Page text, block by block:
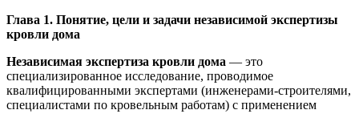
Глава 1. Понятие, цели и задачи независимой экспертизы
кровли дома
Независимая экспертиза кровли дома — это
специализированное исследование, проводимое
квалифицированными экспертами (инженерами-строителями,
специалистами по кровельным работам) с применением